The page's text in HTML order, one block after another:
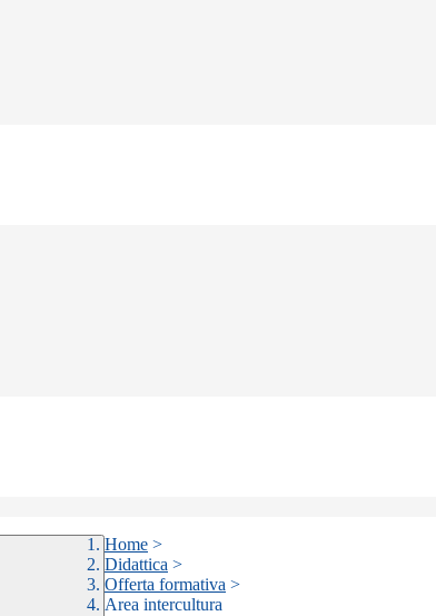
Home >
Didattica >
Offerta formativa >
Area intercultura